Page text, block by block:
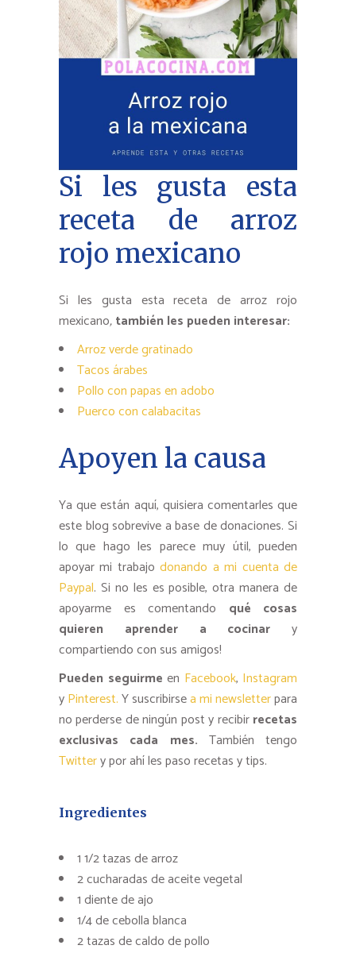
Si les gusta esta
receta de arroz
rojo mexicano
Si les gusta esta receta de arroz rojo
mexicano,también les pueden interesar:
Arroz verde gratinado
Tacos árabes
Pollo con papas en adobo
Puerco con calabacitas
Apoyen la causa
Ya que están aquí, quisiera comentarles que
este blog sobrevive a base de donaciones. Si
lo que hago les parece muy útil, pueden
apoyar mi trabajodonando a mi cuenta de
Paypal. Si no les es posible, otra manera de
apoyarme es comentando qué cosas
quieren aprender a cocinar y
compartiendo con sus amigos!
Pueden seguirme en Facebook, Instagram
yPinterest.Y suscribirsea mi newsletterpara
no perderse de ningún post y recibirrecetas
exclusivas cada mes. También tengo
Twittery por ahí les paso recetas y tips.
Ingredientes
1 1/2 tazas de arroz
2 cucharadas de aceite vegetal
1 diente de ajo
1/4 de cebolla blanca
2 tazas de caldo de pollo